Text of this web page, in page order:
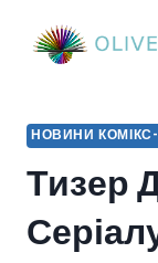
НОВИНИ КОМІКС-
Тизер